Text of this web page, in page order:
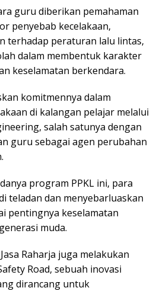
guru diberikan pemahaman
penyebab kecelakaan,
terhadap peraturan lalu lintas,
dalam membentuk karakter
keselamatan berkendara.
komitmennya dalam
di kalangan pelajar melalui
salah satunya dengan
guru sebagai agen perubahan
program PPKL ini, para
teladan dan menyebarluaskan
pentingnya keselamatan
muda.
Raharja juga melakukan
Road, sebuah inovasi
dirancang untuk